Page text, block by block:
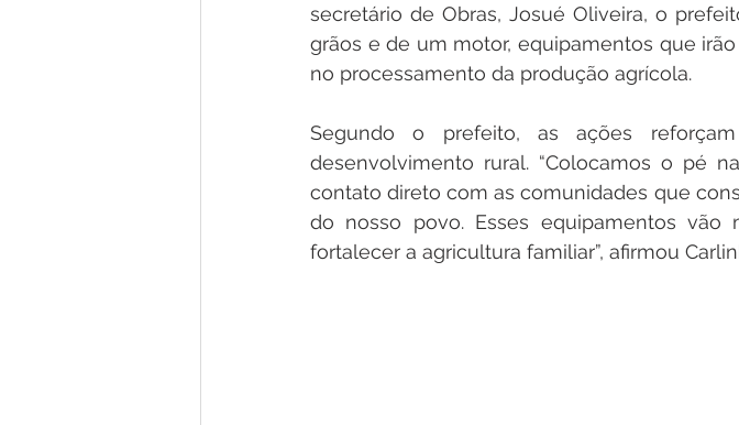
secretário de Obras, Josué Oliveira, o
grãos e de um motor, equipamentos que
no processamento da produção agrícola.
Segundo o prefeito, as ações
desenvolvimento rural. “Colocamos o pé
contato direto com as comunidades que
do nosso povo. Esses equipamentos
fortalecer a agricultura familiar”, afirmou